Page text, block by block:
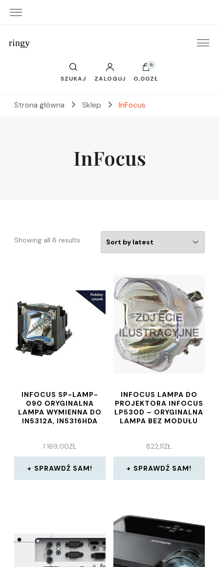
ringy
SZUKAJ ZALOGUJ
0
0,00ZŁ
Strona główna Sklep InFocus
InFocus
Showing all 6 results
INFOCUS SP-LAMP-
090 ORYGINALNA
LAMPA WYMIENNA DO
IN5312A, IN5316HDA
1 169,00ZŁ
SPRAWDŹ SAM!
INFOCUS LAMPA DO
PROJEKTORA INFOCUS
LP530D – ORYGINALNA
LAMPA BEZ MODUŁU
822,11ZŁ
SPRAWDŹ SAM!